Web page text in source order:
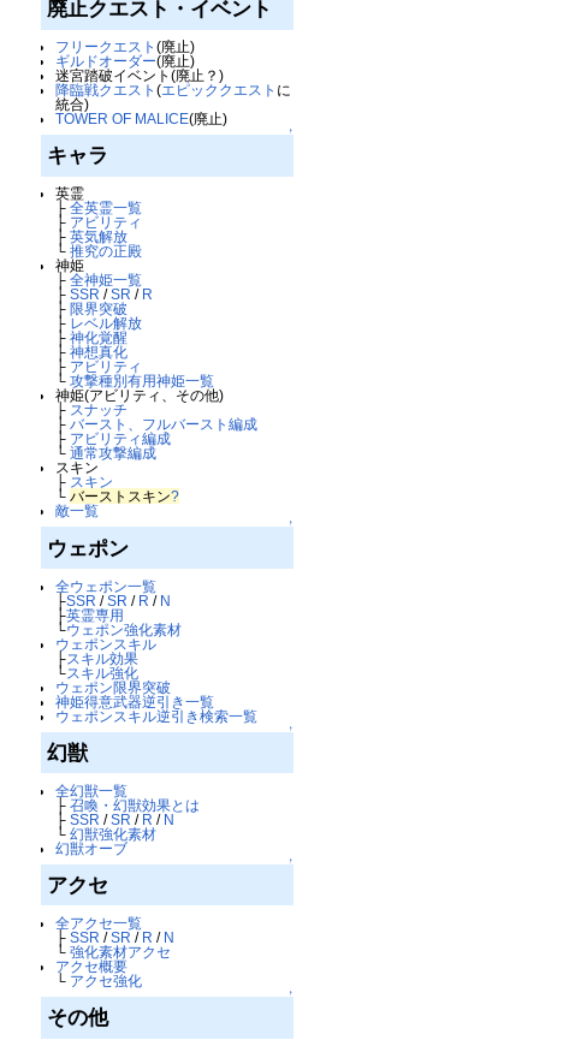
廃止クエスト・イベント
フリークエスト (廃止)
ギルドオーダー(廃止)
迷宮踏破イベント(廃止？)
降臨戦クエスト (エピッククエスト に
統合)
TOWER OF MALICE(廃止)
↑
キャラ
英霊
├ 全英霊一覧
├ アビリティ
├ 英気解放
└ 推究の正殿
神姫
├ 全神姫一覧
├ SSR /SR / R
├ 限界突破
├ レベル解放
├ 神化覚醒
├ 神想真化
├ アビリティ
└ 攻撃種別有用神姫一覧
神姫(アビリティ、その他)
├ スナッチ
├ バースト、フルバースト編成
├ アビリティ編成
└ 通常攻撃編成
スキン
├ スキン
└ バーストスキン?
敵一覧
↑
ウェポン
全ウェポン一覧
├SSR /SR / R / N
├英霊専用
└ウェポン強化素材
ウェポンスキル
├スキル効果
└スキル強化
ウェポン限界突破
神姫得意武器逆引き一覧
ウェポンスキル逆引き検索一覧
↑
幻獣
全幻獣一覧
├ 召喚・幻獣効果とは
├ SSR /SR / R / N
└ 幻獣強化素材
幻獣オーブ
↑
アクセ
全アクセ一覧
├ SSR /SR / R / N
└ 強化素材アクセ
アクセ概要
└ アクセ強化
↑
その他